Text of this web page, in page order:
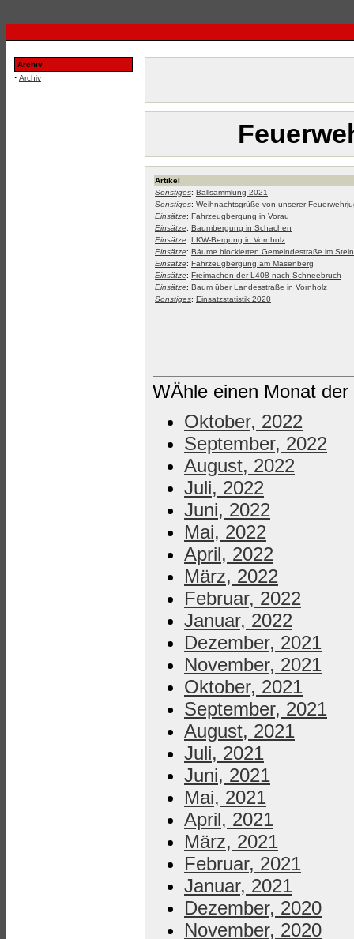
Archiv
· Archiv
Artikel
Sonstiges: Ballsammlung 2021
Sonstiges: Weihnachtsgrüße von unserer
Einsätze: Fahrzeugbergung in Vorau
Einsätze: Baumbergung in Schachen
Einsätze: LKW-Bergung in Vornholz
Einsätze: Bäume blockierten Gemeindestraße im
Einsätze: Fahrzeugbergung am Masenberg
Einsätze: Freimachen der L408 nach Schneebruch
Einsätze: Baum über Landesstraße in Vornholz
Sonstiges: Einsatzstatistik 2020
WÄhle einen Monat
Oktober, 2022
September, 2022
August, 2022
Juli, 2022
Juni, 2022
Mai, 2022
April, 2022
März, 2022
Februar, 2022
Januar, 2022
Dezember, 2021
November, 2021
Oktober, 2021
September, 2021
August, 2021
Juli, 2021
Juni, 2021
Mai, 2021
April, 2021
März, 2021
Februar, 2021
Januar, 2021
Dezember, 2020
November, 2020